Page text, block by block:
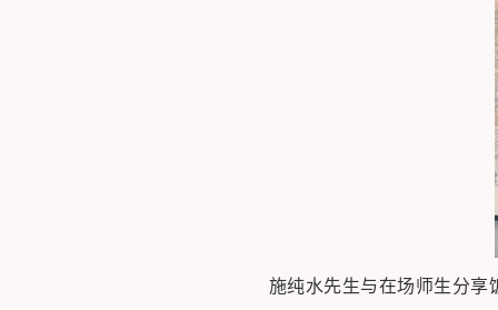
施纯水先生与在场师生分享